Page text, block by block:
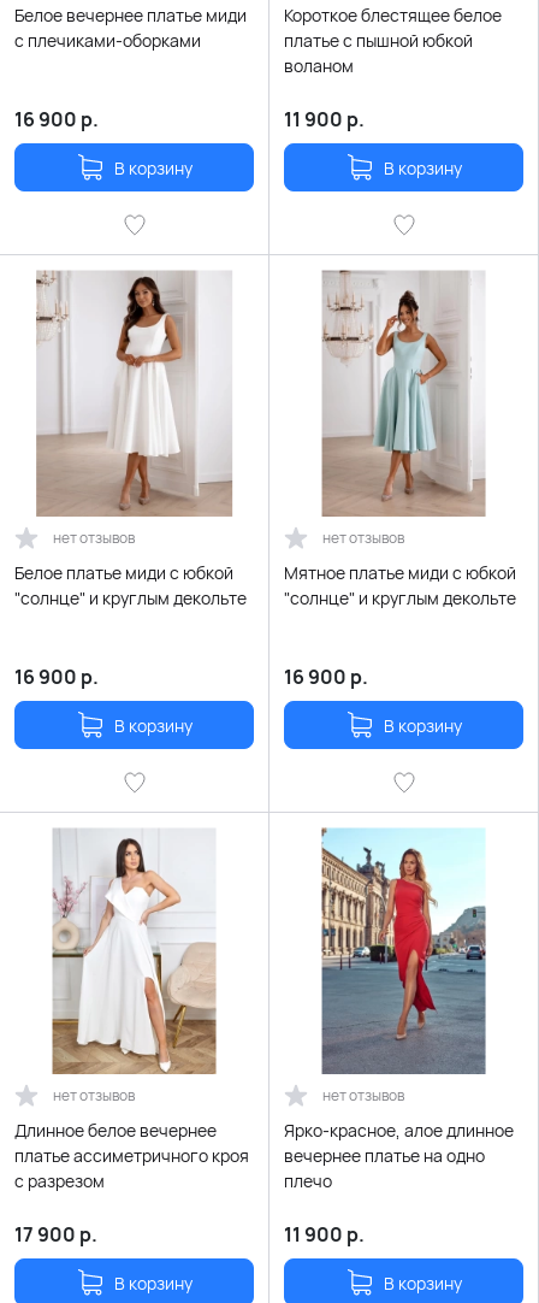
Белое вечернее платье миди
с плечиками-оборками
16 900 р.
В корзину
Короткое блестящее белое
платье с пышной юбкой
воланом
11 900 р.
В корзину
нет отзывов
Белое платье миди с юбкой
"солнце" и круглым декольте
16 900 р.
В корзину
нет отзывов
Мятное платье миди с юбкой
"солнце" и круглым декольте
16 900 р.
В корзину
нет отзывов
Длинное белое вечернее
платье ассиметричного кроя
с разрезом
17 900 р.
В корзину
нет отзывов
Ярко-красное, алое длинное
вечернее платье на одно
плечо
11 900 р.
В корзину